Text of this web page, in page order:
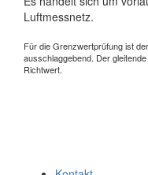
Luftmessnetz.
Für die Grenzwertprüfung ist
ausschlaggebend. Der
Richtwert.